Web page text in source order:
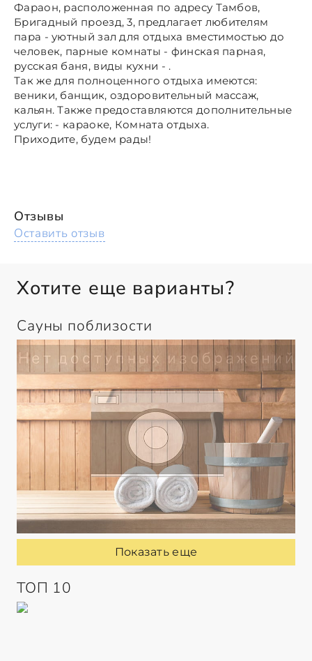
Фараон, расположенная по адресу Тамбов,
Бригадный проезд, 3, предлагает любителям
пара - уютный зал для отдыха вместимостью до
человек, парные комнаты - финская парная,
русская баня, виды кухни - .
Так же для полноценного отдыха имеются:
веники, банщик, оздоровительный массаж,
кальян. Также предоставляются дополнительные
услуги: - караоке, Комната отдыха.
Приходите, будем рады!
Отзывы
Оставить отзыв
Хотите еще варианты?
Сауны поблизости
Показать еще
ТОП 10